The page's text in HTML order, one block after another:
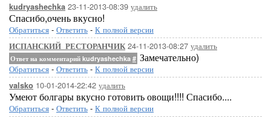
kudryashechka 23-11-2013-08:39 удалить
Спасибо,очень вкусно!
Обратиться - Ответить - К полной версии
ИСПАНСКИЙ_РЕСТОРАНЧИК24-11-2013-08:27 удалить
Ответ на комментарий kudryashechka # Замечательно)
Обратиться - Ответить - К полной версии
valsko 10-01-2014-22:42 удалить
Умеют болгары вкусно готовить овощи!!!! Спасибо....
Обратиться - Ответить - К полной версии